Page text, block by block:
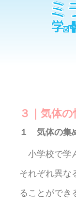
３｜気体
１ 気体の集
小学校で学
それぞれ異な
ることができ